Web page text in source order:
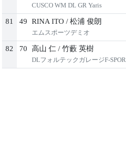
CUSCO WM DL GR Yaris
81 49 RINA ITO / 松浦 俊朗
エムスポーツデミオ
82 70 高山 仁 / 竹藪 英樹
DLフォルテックガレージF-SPORT106